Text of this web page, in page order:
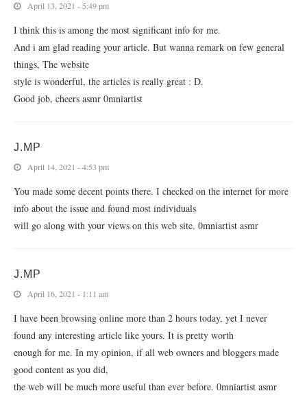
April 13, 2021 - 5:49 pm
I think this is among the most significant info for me.
And i am glad reading your article. But wanna remark on few general
things, The website
style is wonderful, the articles is really great : D.
Good job, cheers asmr 0mniartist
J.MP
April 14, 2021 - 4:53 pm
You made some decent points there. I checked on the internet for more
info about the issue and found most individuals
will go along with your views on this web site. 0mniartist asmr
J.MP
April 16, 2021 - 1:11 am
I have been browsing online more than 2 hours today, yet I never
found any interesting article like yours. It is pretty worth
enough for me. In my opinion, if all web owners and bloggers made
good content as you did,
the web will be much more useful than ever before. 0mniartist asmr